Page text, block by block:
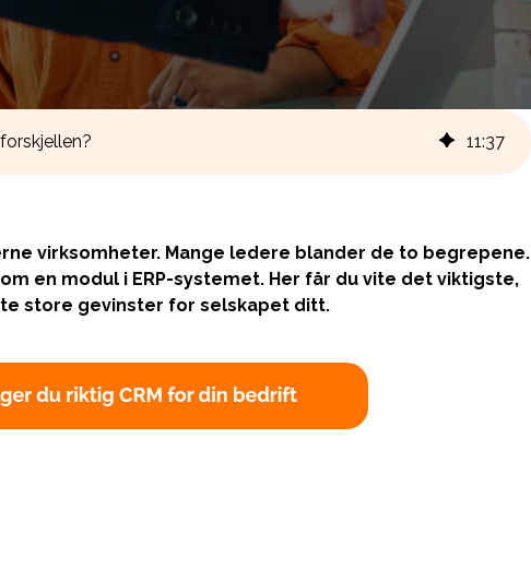
11:37
virksomheter. Mange ledere blander de to begrepene.
en modul i ERP-systemet. Her får du vite det viktigste,
store gevinster for selskapet ditt.